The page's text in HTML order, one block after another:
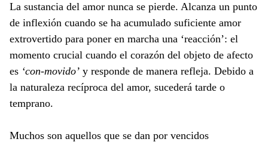
La sustancia del amor nunca se pierde. Alcanza un punto
de inflexión cuando se ha acumulado suficiente amor
extrovertido para poner en marcha una ‘reacción’: el
momento crucial cuando el corazón del objeto de afecto
es ‘con-movido’ y responde de manera refleja. Debido a
la naturaleza recíproca del amor, sucederá tarde o
temprano.
Muchos son aquellos que se dan por vencidos